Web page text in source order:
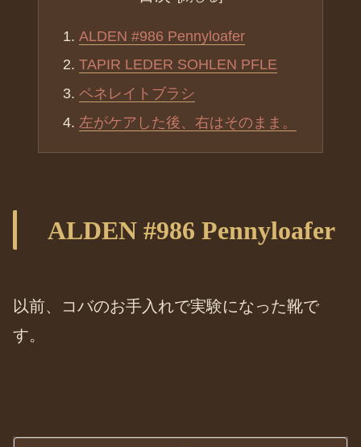
ALDEN #986 Pennyloafer
TAPIR LEDER SOHLEN PFLE
ペネレイトブラシ
左がケアした後、右はそのまま。
ALDEN #986 Pennyloafer
以前、コバのお手入れで実験になった靴で
す。